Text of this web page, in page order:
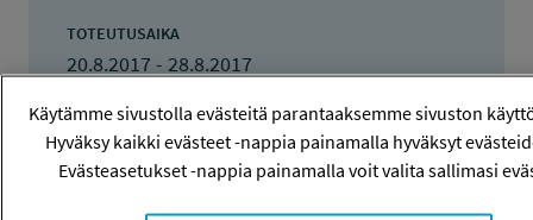
TOTEUTUSAIKA
20.8.2017 - 28.8.2017
TYÖSUOJELURAHASTON PÄÄTÖS
16.6.2017
740 euroa
Käytämme sivustolla evästeitä parantaaksemme sivuston
Hyväksy kaikki evästeet -nappia painamalla hyväksyt
Evästeasetukset -nappia painamalla voit valita sallimasi